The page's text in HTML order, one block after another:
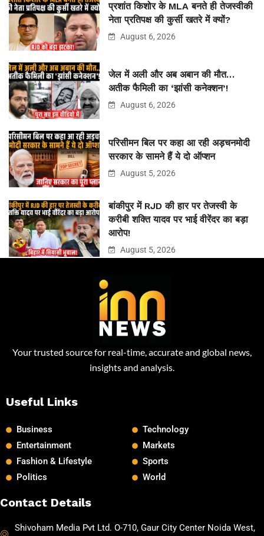
प्रशांत किशोर के MLA बनते ही तेजस्वीकी
नेता प्रतिपक्ष की कुर्सी खतरे में क्यों?
August 6, 2026
जेल में अली और अब अबान की मौत…
अतीक फैमिली का ‘झांसी कनेक्शन’!
August 6, 2026
परिसीमन बिल पर कहा आ रही अड़चनमोदी
सरकार के सामने हैं ये दो ऑप्शन
August 5, 2026
बांकीपुर में RJD की हार पर तेजस्वी के
करीबी शक्ति यादव पर भाई वीरेंदर का बड़ा
आरोप!
August 5, 2026
Your trusted source for real-time, accurate and global news,
insights and analysis.
Useful Links
Business
Entertainment
Fashion & Lifestyle
Politics
Technology
Markets
Sports
World
Contact Details
Shivoham Media Pvt Ltd. O-710, Gaur City Center Noida West,